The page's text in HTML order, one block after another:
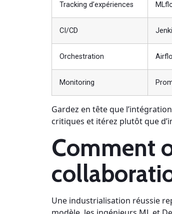
Tracking d’expériences
CI/CD
Orchestration
Monitoring
Gardez en tête que
critiques et itérez plutôt que
Comment
Une industrialisation réussie